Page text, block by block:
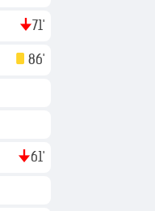
71'
86'
61'